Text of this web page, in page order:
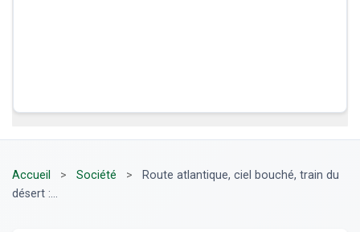
Accueil > Société >
Route atlantique, ciel bouché, train du
désert :...